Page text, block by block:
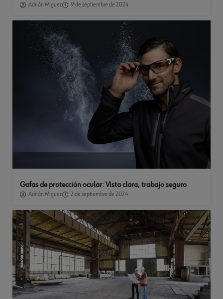
Adrián Míguez 9 de septiembre de 2024
Gafas de protección ocular: Vista clara, trabajo seguro
Adrián Míguez 2 de septiembre de 2024